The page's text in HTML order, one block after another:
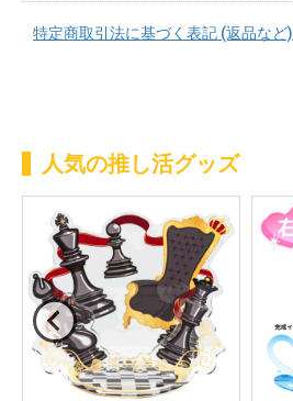
特定商取引法に基づく表記 (返品など)
人気の推し活グッズ